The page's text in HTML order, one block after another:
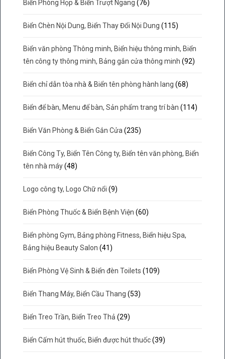
Biển Phòng Họp & Biển Trượt Ngang (76)
Biển Chèn Nội Dung, Biển Thay Đổi Nội Dung (115)
Biển văn phòng Thông minh, Biển hiệu thông minh, Biển
tên công ty thông minh, Bảng gắn cửa thông minh (92)
Biển chỉ dẫn tòa nhà & Biển tên phòng hành lang (68)
Biển để bàn, Menu để bàn, Sản phẩm trang trí bàn (114)
Biển Văn Phòng & Biển Gắn Cửa (235)
Biển Công Ty, Biển Tên Công ty, Biển tên văn phòng, Biển
tên nhà máy (48)
Logo công ty, Logo Chữ nổi (9)
Biển Phòng Thuốc & Biển Bệnh Viện (60)
Biển phòng Gym, Bảng phòng Fitness, Biển hiệu Spa,
Bảng hiệu Beauty Salon (41)
Biển Phòng Vệ Sinh & Biển đèn Toilets (109)
Biển Thang Máy, Biển Cầu Thang (53)
Biển Treo Trần, Biển Treo Thả (29)
Biển Cấm hút thuốc, Biển được hút thuốc (39)